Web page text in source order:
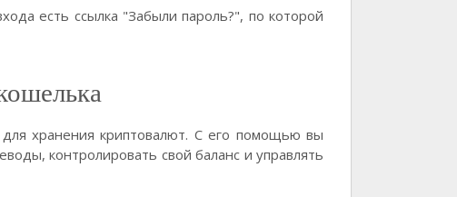
есть ссылка "Забыли пароль?", по которой
хранения криптовалют. С его помощью вы
контролировать свой баланс и управлять